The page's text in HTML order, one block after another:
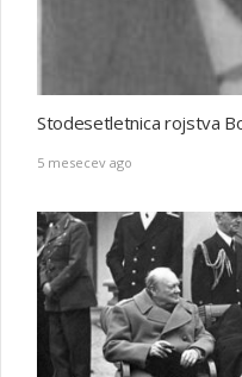
Stodesetletnica rojstva
5 mesecev ago